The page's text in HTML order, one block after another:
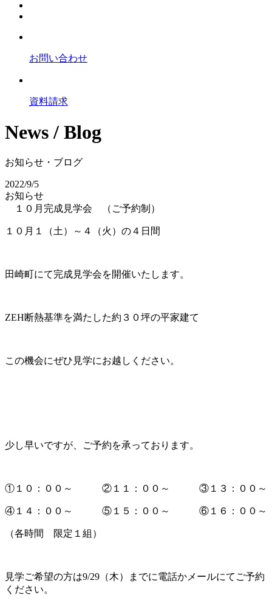
お問い合わせ
資料請求
News / Blog
お知らせ・ブログ
2022/9/5
お知らせ
１０月完成見学会 （ご予約制）
１０月１（土）～４（火）の４日間
田崎町にて完成見学会を開催いたします。
ZEH断熱基準を満たした約３０坪の平家建て
この機会にぜひ見学にお越しください。
少し早いですが、ご予約を承っております。
①１０：００～ ②１１：００～ ③１３：００～
④１４：００～ ⑤１５：００～ ⑥１６：００～
（各時間 限定１組）
見学ご希望の方は9/29（木）までに電話かメールにてご予約
ください。